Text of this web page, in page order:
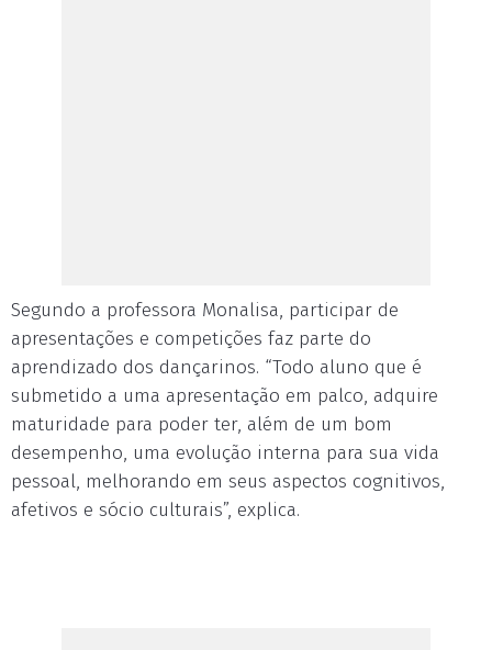
Segundo a professora Monalisa, participar de
apresentações e competições faz parte do
aprendizado dos dançarinos. “Todo aluno que é
submetido a uma apresentação em palco, adquire
maturidade para poder ter, além de um bom
desempenho, uma evolução interna para sua vida
pessoal, melhorando em seus aspectos cognitivos,
afetivos e sócio culturais”, explica.